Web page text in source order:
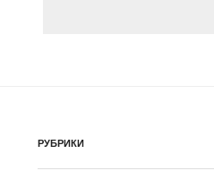
РУБРИКИ